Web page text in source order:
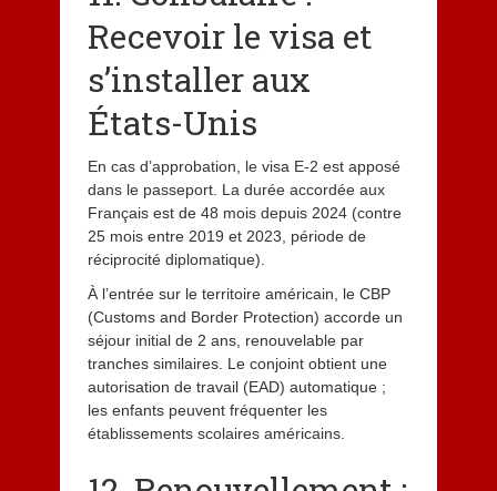
Recevoir le visa et
s’installer aux
États-Unis
En cas d’approbation, le visa E-2 est apposé
dans le passeport. La durée accordée aux
Français est de 48 mois depuis 2024 (contre
25 mois entre 2019 et 2023, période de
réciprocité diplomatique).
À l’entrée sur le territoire américain, le CBP
(Customs and Border Protection) accorde un
séjour initial de 2 ans, renouvelable par
tranches similaires. Le conjoint obtient une
autorisation de travail (EAD) automatique ;
les enfants peuvent fréquenter les
établissements scolaires américains.